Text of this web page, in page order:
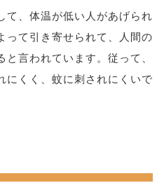
て、体温が低い人があげられ
って引き寄せられて、人間の
言われています。従って、
にくく、蚊に刺されにくいで